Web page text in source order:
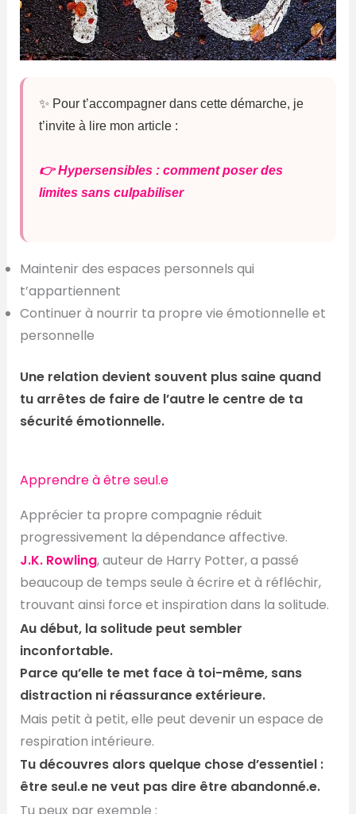
✨ Pour t’accompagner dans cette démarche, je
t’invite à lire mon article :
👉 Hypersensibles : comment poser des
limites sans culpabiliser
Maintenir des espaces personnels qui
t’appartiennent
Continuer à nourrir ta propre vie émotionnelle et
personnelle
Une relation devient souvent plus saine quand
tu arrêtes de faire de l’autre le centre de ta
sécurité émotionnelle.
Apprendre à être seul.e
Apprécier ta propre compagnie réduit
progressivement la dépendance affective.
J.K. Rowling, auteur de Harry Potter, a passé
beaucoup de temps seule à écrire et à réfléchir,
trouvant ainsi force et inspiration dans la solitude.
Au début, la solitude peut sembler
inconfortable.
Parce qu’elle te met face à toi-même, sans
distraction ni réassurance extérieure.
Mais petit à petit, elle peut devenir un espace de
respiration intérieure.
Tu découvres alors quelque chose d’essentiel :
être seul.e ne veut pas dire être abandonné.e.
Tu peux par exemple :